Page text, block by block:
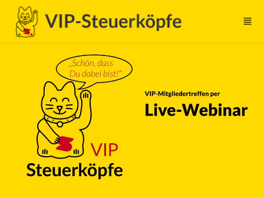
Skip to main content